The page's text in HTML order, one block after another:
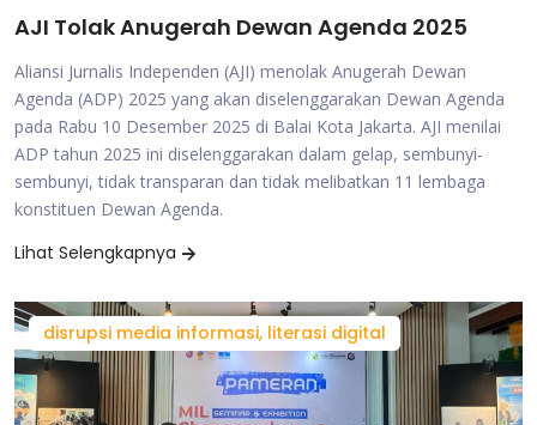
AJI Tolak Anugerah Dewan Agenda 2025
Aliansi Jurnalis Independen (AJI) menolak Anugerah Dewan
Agenda (ADP) 2025 yang akan diselenggarakan Dewan Agenda
pada Rabu 10 Desember 2025 di Balai Kota Jakarta. AJI menilai
ADP tahun 2025 ini diselenggarakan dalam gelap, sembunyi-
sembunyi, tidak transparan dan tidak melibatkan 11 lembaga
konstituen Dewan Agenda.
Lihat Selengkapnya
disrupsi media informasi, literasi digital